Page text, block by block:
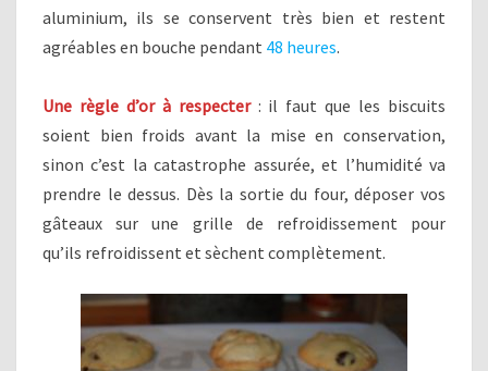
aluminium, ils se conservent très bien et restent
agréables en bouche pendant 48 heures.
Une règle d’or à respecter : il faut que les biscuits
soient bien froids avant la mise en conservation,
sinon c’est la catastrophe assurée, et l’humidité va
prendre le dessus. Dès la sortie du four, déposer vos
gâteaux sur une grille de refroidissement pour
qu’ils refroidissent et sèchent complètement.